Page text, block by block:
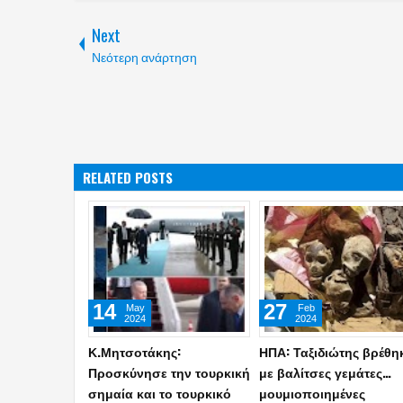
Next
Νεότερη ανάρτηση
RELATED POSTS
Ελληνικό τάγμα θα
συμμετέχει στις διεθνείς
δυνάμεις
16
Feb
2026
Η Γάζα τα αλλάζει όλα:
Ισπανία, Ιρλανδία και
Νορβηγία αναγνωρίζουν
22
May
2024